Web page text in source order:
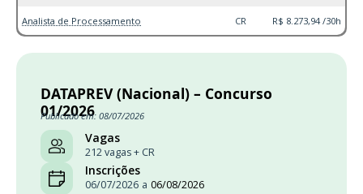
Analista de Processamento CR R$ 8.273,94 /30h
DATAPREV (Nacional) – Concurso
01/2026
Publicado em: 08/07/2026
Vagas
212 vagas + CR
Inscrições
06/07/2026 a 06/08/2026